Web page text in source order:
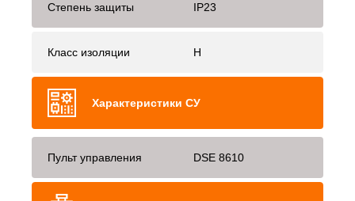
Степень защиты IP23
Класс изоляции H
Характеристики СУ
Пульт управления DSE 8610